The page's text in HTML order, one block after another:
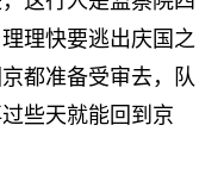
理快要逃出庆国之
都准备受审去，队
些天就能回到京